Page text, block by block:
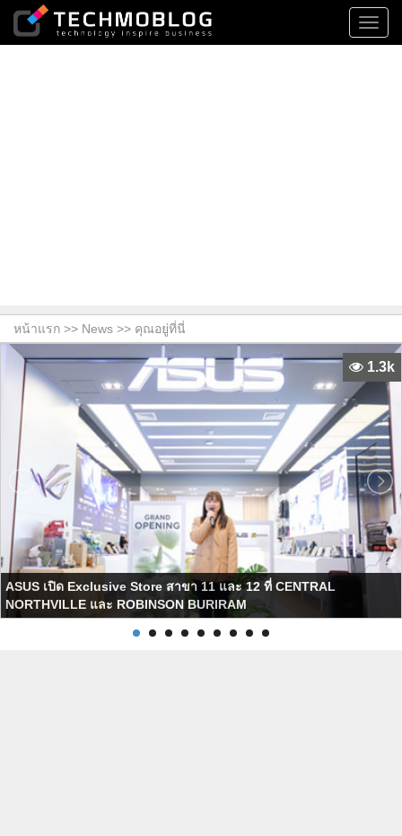
หน้าแรก >> News >> คุณอยู่ที่นี่
ASUS เปิด Exclusive Store สาขา 11 และ 12 ที่ CENTRAL
NORTHVILLE และ ROBINSON BURIRAM
1.3k